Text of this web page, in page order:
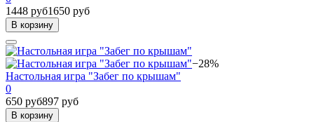
1448 руб1650 руб
В корзину
−28%
Настольная игра "Забег по крышам"
0
650 руб897 руб
В корзину